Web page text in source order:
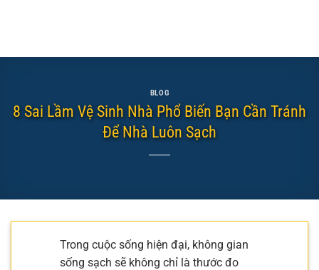
BLOG
8 Sai Lầm Vệ Sinh Nhà Phổ Biến Bạn Cần Tránh
Để Nhà Luôn Sạch
Trong cuộc sống hiện đại, không gian
sống sạch sẽ không chỉ là thước đo